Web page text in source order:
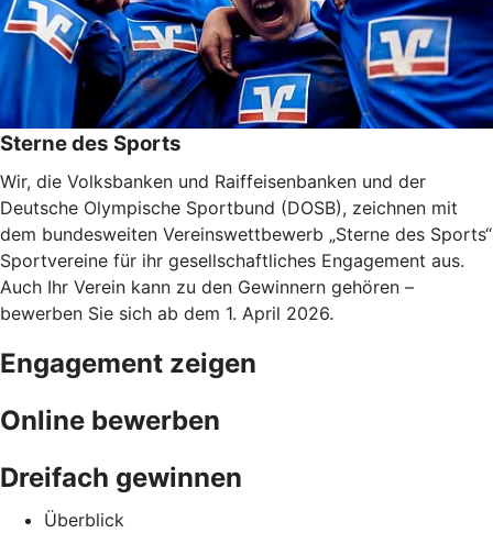
Sterne des Sports
Wir, die Volksbanken und Raiffeisenbanken und der
Deutsche Olympische Sportbund (DOSB), zeichnen mit
dem bundesweiten Vereinswettbewerb „Sterne des Sports“
Sportvereine für ihr gesellschaftliches Engagement aus.
Auch Ihr Verein kann zu den Gewinnern gehören –
bewerben Sie sich ab dem 1. April 2026.
Engagement zeigen
Online bewerben
Dreifach gewinnen
Überblick